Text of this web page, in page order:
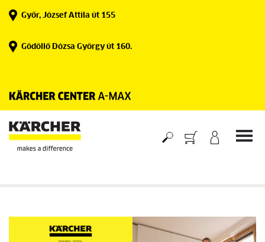
Győr, József Attila út 155
Gödöllő Dózsa György út 160.